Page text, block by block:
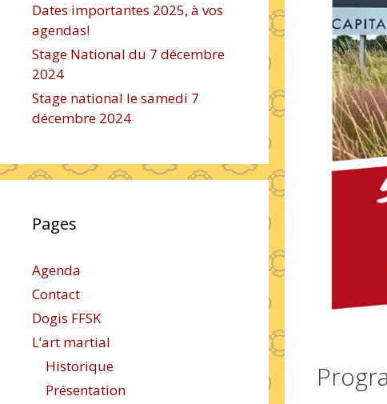
Dates importantes 2025, à vos
agendas!
Stage National du 7 décembre
2024
Stage national le samedi 7
décembre 2024
Pages
Agenda
Contact
Dogis FFSK
L’art martial
Historique
Présentation